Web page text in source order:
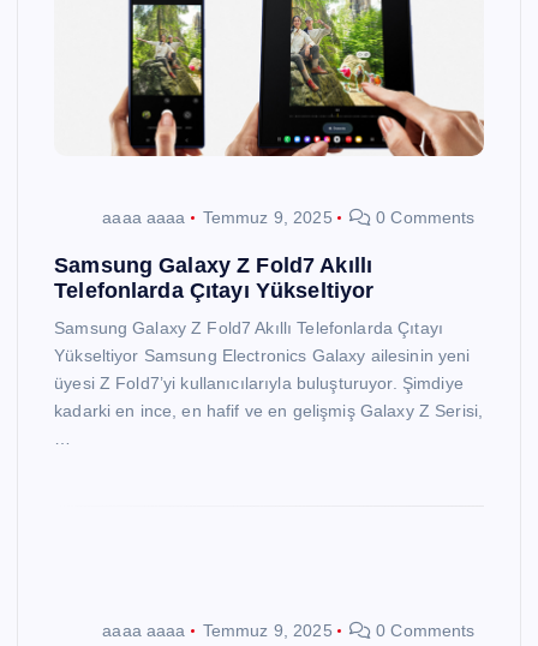
aaaa aaaa Temmuz 9, 2025 0 Comments
Samsung Galaxy Z Fold7 Akıllı
Telefonlarda Çıtayı Yükseltiyor
Samsung Galaxy Z Fold7 Akıllı Telefonlarda Çıtayı
Yükseltiyor Samsung Electronics Galaxy ailesinin yeni
üyesi Z Fold7’yi kullanıcılarıyla buluşturuyor. Şimdiye
kadarki en ince, en hafif ve en gelişmiş Galaxy Z Serisi,
aaaa aaaa Temmuz 9, 2025 0 Comments